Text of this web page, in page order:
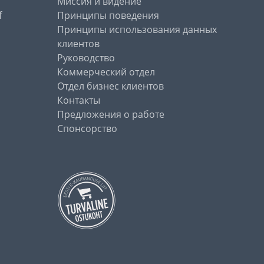
Принципы поведения
Принципы использования данных
клиентов
Руководство
Коммерческий отдел
Отдел бизнес клиентов
Контакты
Предложения о работе
Спонсорство